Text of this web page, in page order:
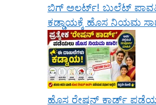
ಬಿಗ್ ಅಲರ್ಟ್! ಬುಲೆಟ್
ಕಡ್ಡಾಯಕ್ಕೆ ಹೊಸ ನಿಯಮ
ಹೊಸ ರೇಷನ್ ಕಾರ್ಡ್